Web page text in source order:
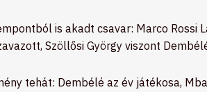
is akadt csavar: Marco Rossi
Szöllősi György viszont
tehát: Dembélé az év játékosa,